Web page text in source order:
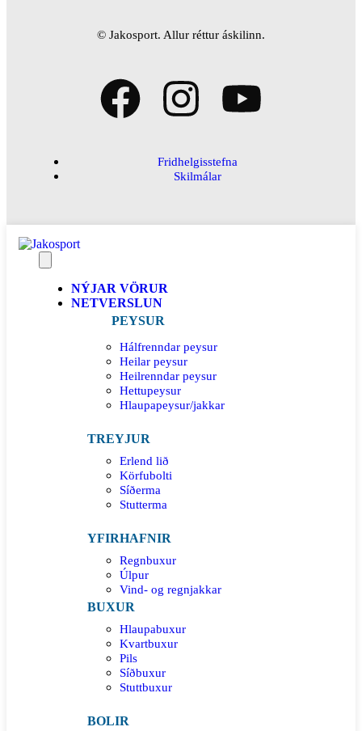
© Jakosport. Allur réttur áskilinn.
Fridhelgisstefna
Skilmálar
NÝJAR VÖRUR
NETVERSLUN
PEYSUR
Hálfrenndar peysur
Heilar peysur
Heilrenndar peysur
Hettupeysur
Hlaupapeysur/jakkar
TREYJUR
Erlend lið
Körfubolti
Síðerma
Stutterma
YFIRHAFNIR
Regnbuxur
Úlpur
Vind- og regnjakkar
BUXUR
Hlaupabuxur
Kvartbuxur
Pils
Síðbuxur
Stuttbuxur
BOLIR